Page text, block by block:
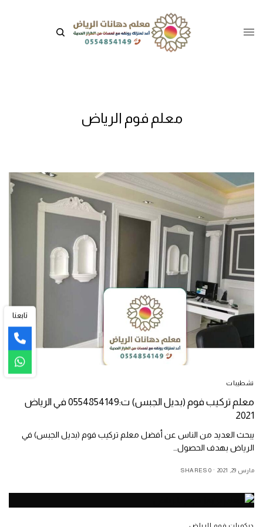
معلم فوم الرياض
تشطيبات
معلم تركيب فوم (بديل الجبس) ت:0554854149 في الرياض
2021
يبحث العديد من الناس عن أفضل معلم تركيب فوم (بديل الجبس) في
الرياض بهدف الحصول…
مارس 29, 2021 0 SHARES
ديكورات فوم الرياض
تابعنا